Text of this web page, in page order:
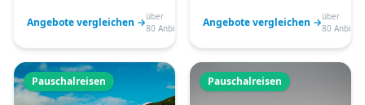
Angebote vergleichen →über
80 Anbieter
Angebote vergleichen →über
80
Pauschalreisen Pauschalreisen